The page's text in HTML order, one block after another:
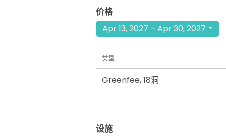
价格
Apr 13, 2027 – Apr 30, 2027
类型
Greenfee,18洞
设施